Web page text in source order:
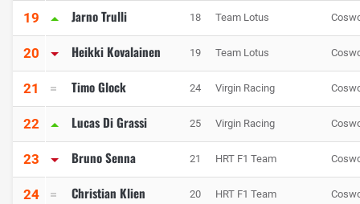
19 Jarno Trulli 18 Team Lotus
20 Heikki Kovalainen 19 Team Lotus
21 Timo Glock 24 Virgin Racing
22 Lucas Di Grassi 25 Virgin Racing
23 Bruno Senna 21 HRT F1 Team
24 Christian Klien 20 HRT F1 Team